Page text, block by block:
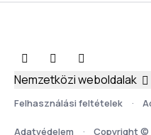
Felhasználási feltételek
Adatvédelem Copyright ©
Nemzetközi weboldalak